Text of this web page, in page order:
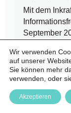
Mit dem
September
haben nun
amtlichen
Ebene. Für
Wir verwenden
auf unserer
Sie können mehr
verwenden, oder
Akzeptieren